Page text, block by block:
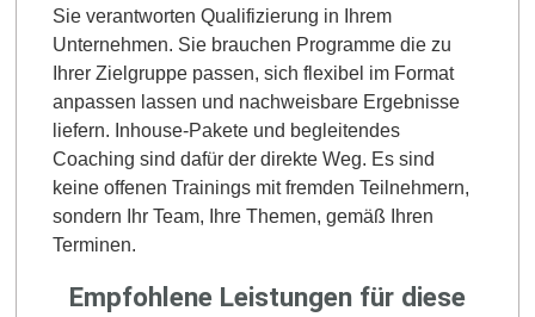
Sie verantworten Qualifizierung in Ihrem
Unternehmen. Sie brauchen Programme die zu
Ihrer Zielgruppe passen, sich flexibel im Format
anpassen lassen und nachweisbare Ergebnisse
liefern. Inhouse-Pakete und begleitendes
Coaching sind dafür der direkte Weg. Es sind
keine offenen Trainings mit fremden Teilnehmern,
sondern Ihr Team, Ihre Themen, gemäß Ihren
Terminen.
Empfohlene Leistungen für diese